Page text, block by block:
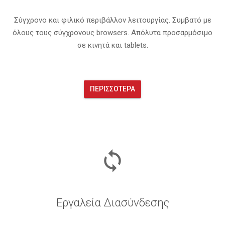
Σύγχρονο και φιλικό περιβάλλον λειτουργίας. Συμβατό με
όλους τους σύγχρονους browsers. Απόλυτα προσαρμόσιμο
σε κινητά και tablets.
ΠΕΡΙΣΣΌΤΕΡΑ
sync
Εργαλεία Διασύνδεσης